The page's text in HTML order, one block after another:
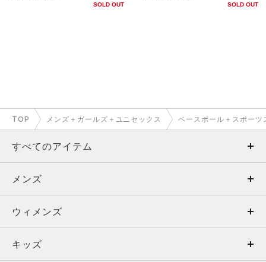
SOLD OUT SOLD OUT
TOP メンズ＋ガールズ＋ユニセックス ベースボール＋スポーツ
すべてのアイテム
メンズ
ウィメンズ
キッズ
メンズ
トップス
ボトムス
ウィメンズ
トップス
キッズ